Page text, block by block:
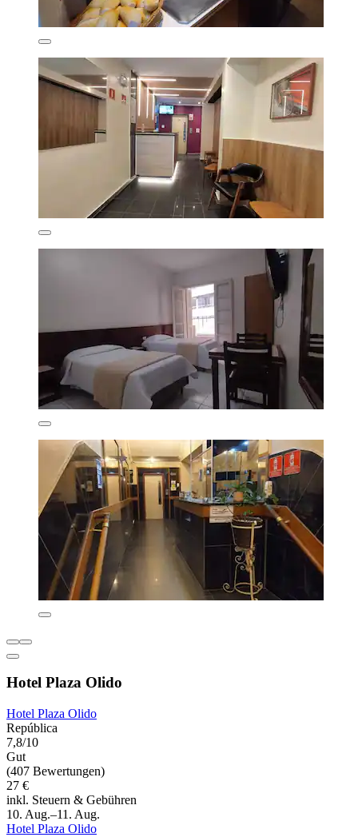
Hotel Plaza Olido
Hotel Plaza Olido
República
7,8/10
Gut
(407 Bewertungen)
27 €
inkl. Steuern & Gebühren
10. Aug.–11. Aug.
Hotel Plaza Olido